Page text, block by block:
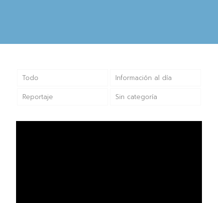
Todo Información al día
Reportaje Sin categoría